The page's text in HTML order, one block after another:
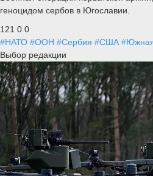
геноцидом сербов в Югославии.
121 0 0
#НАТО #ООН #Сербия #США
Выбор редакции